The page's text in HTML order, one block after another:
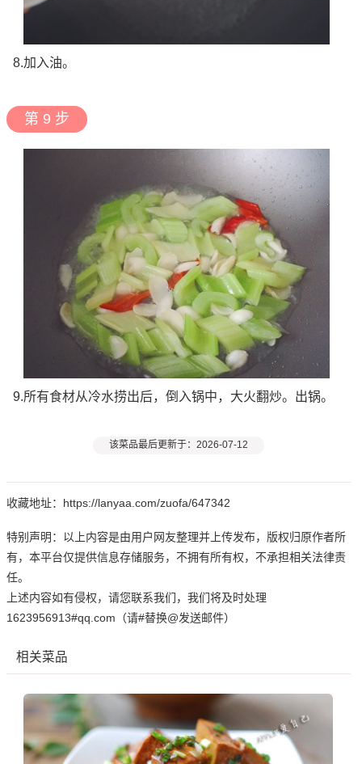
8.加入油。
第 9 步
9.所有食材从冷水捞出后，倒入锅中，大火翻炒。出锅。
该菜品最后更新于：2026-07-12
收藏地址：https://lanyaa.com/zuofa/647342
特别声明：以上内容是由用户网友整理并上传发布，版权归原作者所
有，本平台仅提供信息存储服务，不拥有所有权，不承担相关法律责
任。
上述内容如有侵权，请您联系我们，我们将及时处理
1623956913#qq.com（请#替换@发送邮件）
相关菜品